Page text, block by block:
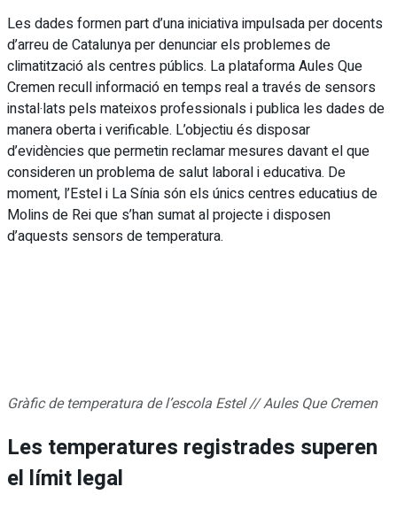
Les dades formen part d’una iniciativa impulsada per docents
d’arreu de Catalunya per denunciar els problemes de
climatització als centres públics. La plataforma Aules Que
Cremen recull informació en temps real a través de sensors
instal·lats pels mateixos professionals i publica les dades de
manera oberta i verificable. L’objectiu és disposar
d’evidències que permetin reclamar mesures davant el que
consideren un problema de salut laboral i educativa. De
moment, l’Estel i La Sínia són els únics centres educatius de
Molins de Rei que s’han sumat al projecte i disposen
d’aquests sensors de temperatura.
Gràfic de temperatura de l’escola Estel // Aules Que Cremen
Les temperatures registrades superen
el límit legal